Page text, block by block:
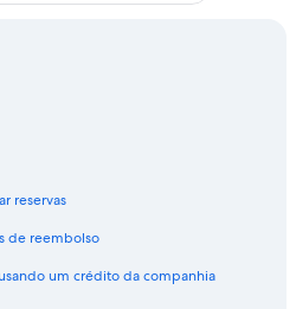
reservas
de reembolso
um crédito da companhia